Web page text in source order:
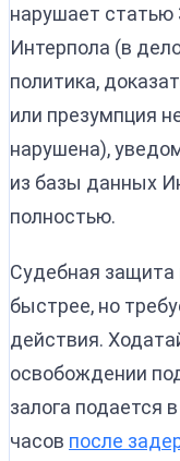
нарушает статью
Интерпола (в
политика,
или презумпция
нарушена),
из базы данных
полностью.
Судебная
быстрее, но
действия.
освобождении
залога подается
часов после